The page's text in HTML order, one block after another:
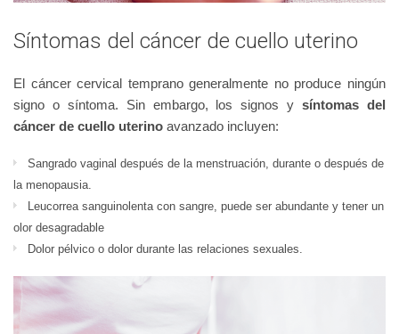
Síntomas del cáncer de cuello uterino
El cáncer cervical temprano generalmente no produce ningún
signo o síntoma. Sin embargo, los signos ysíntomas del
cáncer de cuello uterino avanzado incluyen:
Sangrado vaginal después de la menstruación, durante o después de
la menopausia.
Leucorrea sanguinolenta con sangre, puede ser abundante y tener un
olor desagradable
Dolor pélvico o dolor durante las relaciones sexuales.